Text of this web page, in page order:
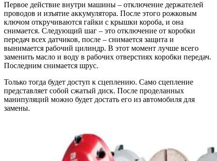
Первое действие внутри машины – отключение держателей
проводов и изъятие аккумулятора. После этого рожковым
ключом откручиваются гайки с крышки короба, и она
снимается. Следующий шаг – это отключение от коробки
передач всех датчиков, после – снимается защита и
вынимается рабочий цилиндр. В этот момент лучше всего
заменить масло и воду в рабочих отверстиях коробки передач.
Последним снимается шрус.
Только тогда будет доступ к сцеплению. Само сцепление
представляет собой сжатый диск. После проделанных
манипуляций можно будет достать его из автомобиля для
замены.